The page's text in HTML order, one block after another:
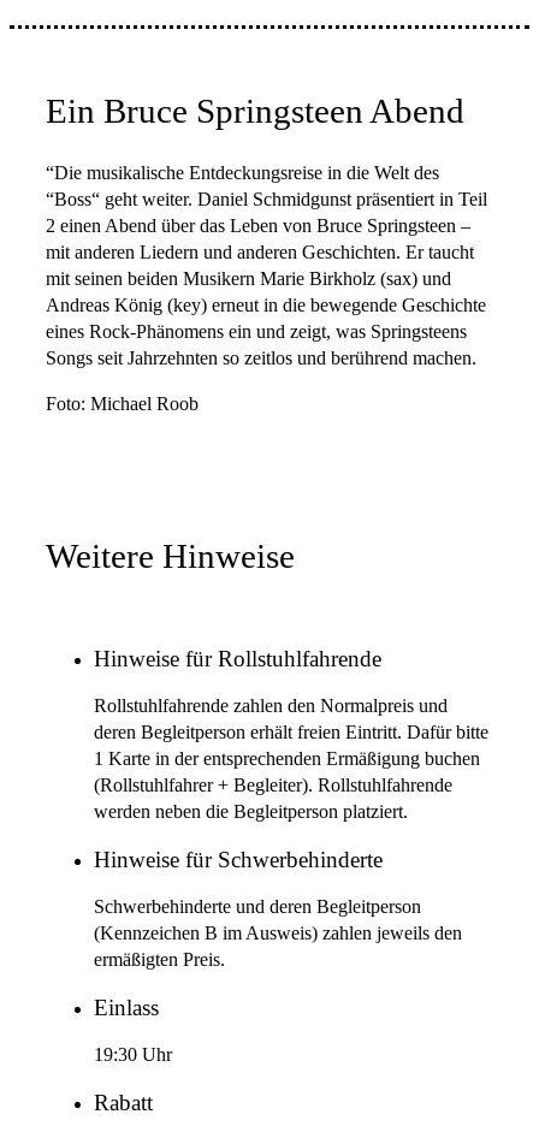
Ein Bruce Springsteen Abend
“Die musikalische Entdeckungsreise in die Welt des
“Boss“ geht weiter. Daniel Schmidgunst präsentiert in Teil
2 einen Abend über das Leben von Bruce Springsteen –
mit anderen Liedern und anderen Geschichten. Er taucht
mit seinen beiden Musikern Marie Birkholz (sax) und
Andreas König (key) erneut in die bewegende Geschichte
eines Rock-Phänomens ein und zeigt, was Springsteens
Songs seit Jahrzehnten so zeitlos und berührend machen.
Foto: Michael Roob
Weitere Hinweise
Hinweise für Rollstuhlfahrende
Rollstuhlfahrende zahlen den Normalpreis und
deren Begleitperson erhält freien Eintritt. Dafür bitte
1 Karte in der entsprechenden Ermäßigung buchen
(Rollstuhlfahrer + Begleiter). Rollstuhlfahrende
werden neben die Begleitperson platziert.
Hinweise für Schwerbehinderte
Schwerbehinderte und deren Begleitperson
(Kennzeichen B im Ausweis) zahlen jeweils den
ermäßigten Preis.
Einlass
19:30 Uhr
Rabatt